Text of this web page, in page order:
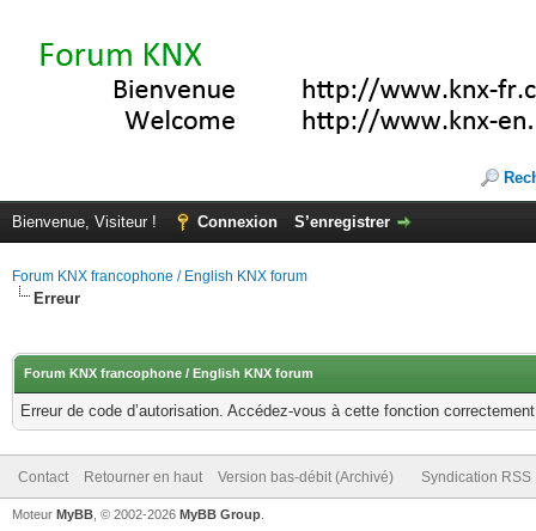
Bienvenue, Visiteur ! Connexion S’enregistrer
Forum KNX francophone / English KNX forum
Erreur
Forum KNX francophone / English KNX forum
Erreur de code d’autorisation. Accédez-vous à cette fonction
Contact Retourner en haut Version bas-débit (Archivé) Syndication RSS
Moteur MyBB , © 2002-2026 MyBB Group